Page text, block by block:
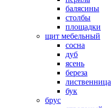
балясины
столбы
площадки
щит мебельный
сосна
дуб
ясень
береза
лиственница
бук
брус